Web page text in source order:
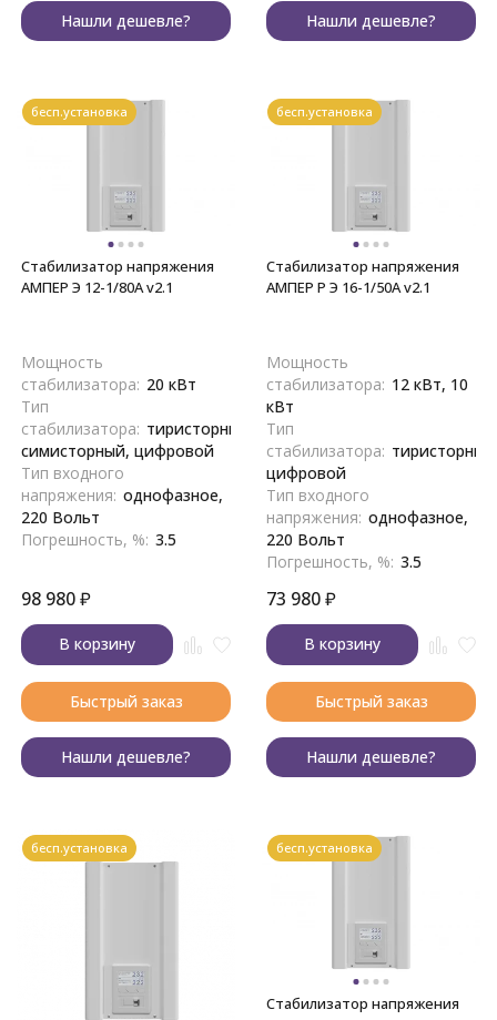
Нашли дешевле? Нашли дешевле?
бесп.установка
Стабилизатор напряжения
АМПЕР Э 12-1/80A v2.1
Мощность
стабилизатора: 20 кВт
Тип
стабилизатора: тиристорный,
симисторный, цифровой
Тип входного
напряжения: однофазное,
220 Вольт
Погрешность, %: 3.5
98 980₽
В корзину
Быстрый заказ
Нашли дешевле?
бесп.установка
Стабилизатор напряжения
АМПЕР Р Э 16-1/50A v2.1
Мощность
стабилизатора: 12 кВт, 10
кВт
Тип
стабилизатора:
цифровой
Тип входного
напряжения: однофазное,
220 Вольт
Погрешность, %: 3.5
73 980₽
В корзину
Быстрый заказ
Нашли дешевле?
бесп.установка бесп.установка
Стабилизатор напряжения